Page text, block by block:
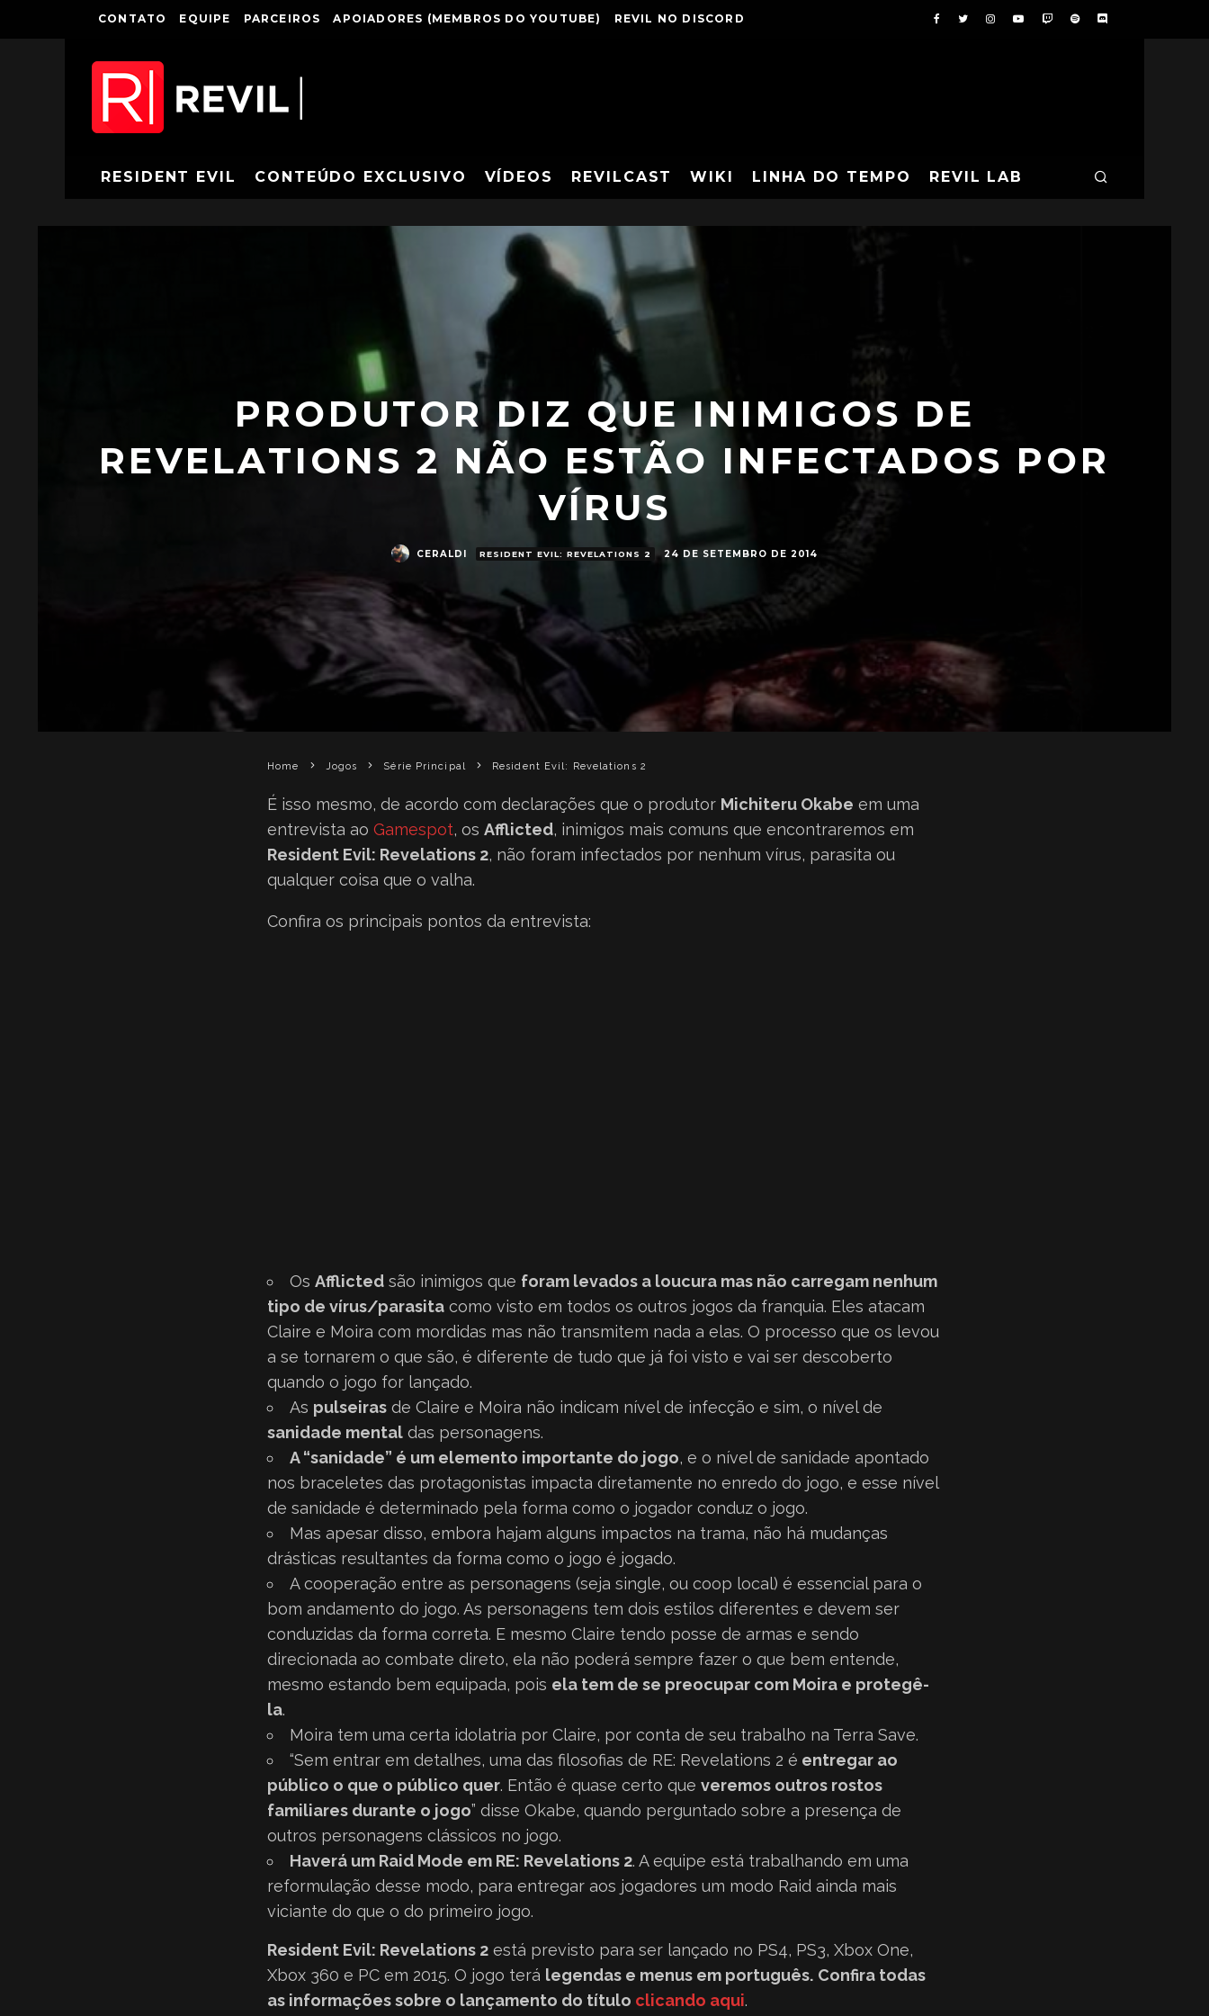
CONTATO EQUIPE PARCEIROS APOIADORES (MEMBROS DO YOUTUBE) REVIL NO DISCORD
RESIDENT EVIL CONTEÚDO EXCLUSIVO VÍDEOS REVILCAST WIKI LINHA DO TEMPO REVIL LAB
PRODUTOR DIZ QUE INIMIGOS DE
REVELATIONS 2 NÃO ESTÃO INFECTADOS POR
VÍRUS
CERALDI RESIDENT EVIL: REVELATIONS 2 24 DE SETEMBRO DE 2014
Home Jogos Série Principal Resident Evil: Revelations 2
É isso mesmo, de acordo com declarações que o produtor Michiteru Okabe em uma
entrevista ao Gamespot, os Afflicted, inimigos mais comuns que encontraremos em
Resident Evil: Revelations 2, não foram infectados por nenhum vírus, parasita ou
qualquer coisa que o valha.
Confira os principais pontos da entrevista:
Os Afflicted são inimigos que foram levados a loucura mas não carregam nenhum
tipo de vírus/parasita como visto em todos os outros jogos da franquia. Eles atacam
Claire e Moira com mordidas mas não transmitem nada a elas. O processo que os levou
a se tornarem o que são, é diferente de tudo que já foi visto e vai ser descoberto
quando o jogo for lançado.
As pulseiras de Claire e Moira não indicam nível de infecção e sim, o nível de
sanidade mental das personagens.
A “sanidade” é um elemento importante do jogo, e o nível de sanidade apontado
nos braceletes das protagonistas impacta diretamente no enredo do jogo, e esse nível
de sanidade é determinado pela forma como o jogador conduz o jogo.
Mas apesar disso, embora hajam alguns impactos na trama, não há mudanças
drásticas resultantes da forma como o jogo é jogado.
A cooperação entre as personagens (seja single, ou coop local) é essencial para o
bom andamento do jogo. As personagens tem dois estilos diferentes e devem ser
conduzidas da forma correta. E mesmo Claire tendo posse de armas e sendo
direcionada ao combate direto, ela não poderá sempre fazer o que bem entende,
mesmo estando bem equipada, pois ela tem de se preocupar com Moira e protegê-
la.
Moira tem uma certa idolatria por Claire, por conta de seu trabalho na Terra Save.
“Sem entrar em detalhes, uma das filosofias de RE: Revelations 2 é entregar ao
público o que o público quer. Então é quase certo que veremos outros rostos
familiares durante o jogo” disse Okabe, quando perguntado sobre a presença de
outros personagens clássicos no jogo.
Haverá um Raid Mode em RE: Revelations 2. A equipe está trabalhando em uma
reformulação desse modo, para entregar aos jogadores um modo Raid ainda mais
viciante do que o do primeiro jogo.
Resident Evil: Revelations 2 está previsto para ser lançado no PS4, PS3, Xbox One,
Xbox 360 e PC em 2015. O jogo terá legendas e menus em português. Confira todas
as informações sobre o lançamento do título clicando aqui.